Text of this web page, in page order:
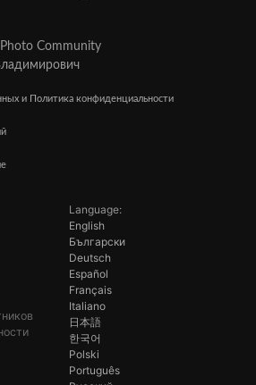
Community
и Политика конфиденциальности
Language:
English
Български
Deutsch
Español
Français
Italiano
日本語
한국어
Polski
Português